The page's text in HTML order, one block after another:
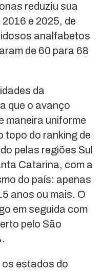
reduziu sua
e 2025, de
analfabetos
de 60 para 68
da
que o avanço
maneira uniforme
topo do ranking de
pelas regiões Sul
Catarina, com a
do país: apenas
anos ou mais. O
em seguida com
pelo São
estados do